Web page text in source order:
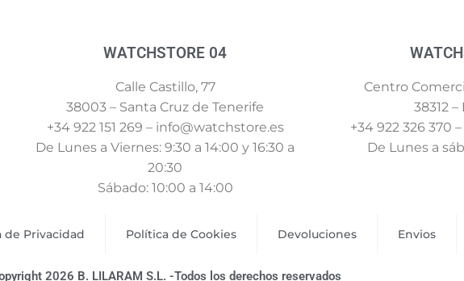
WATCHSTORE 04
Calle Castillo, 77
38003 – Santa Cruz de Tenerife
+34 922 151 269 – info@watchstore.es
De Lunes a Viernes: 9:30 a 14:00 y 16:30 a
20:30
Sábado: 10:00 a 14:00
Centro
38312
+34 922 326 370
De Lunes a
de Privacidad Política de Cookies Devoluciones Envios
2026 B. LILARAM S.L. -Todos los derechos reservados